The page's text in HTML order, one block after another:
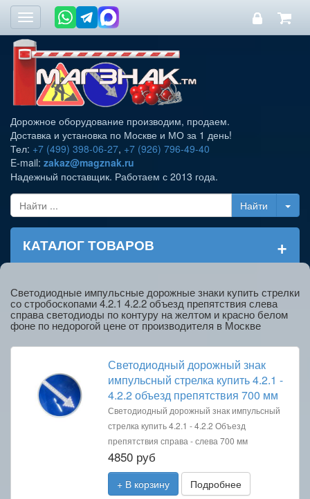
Toggle
navigation
Дорожное оборудование производим, продаем.
Доставка и установка по Москве и МО за 1 день!
Тел: +7 (499) 398-06-27, +7 (926) 796-49-40
E-mail: zakaz@magznak.ru
Надежный поставщик. Работаем с 2013 года.
КАТАЛОГ ТОВАРОВ +
Светодиодные импульсные дорожные знаки купить стрелки
со стробоскопами 4.2.1 4.2.2 объезд препятствия слева
справа светодиоды по контуру на желтом и красно белом
фоне по недорогой цене от производителя в Москве
Светодиодный дорожный знак
импульсный стрелка купить 4.2.1 -
4.2.2 объезд препятствия 700 мм
Светодиодный дорожный знак импульсный
стрелка купить 4.2.1 - 4.2.2 Объезд
препятствия справа - слева 700 мм
4850 руб
+ В корзину Подробнее